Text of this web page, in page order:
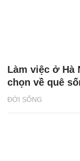
ĐỜI SỐNG
Làm việc ở Hà
chọn về quê